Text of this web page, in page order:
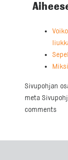
Sivupohjan
meta
comments